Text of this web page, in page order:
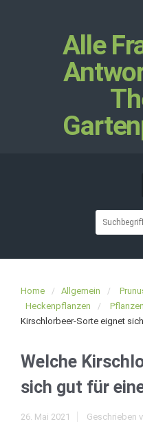
Alle
Home Allgemein
Heckenpflanzen
Kirschlorbeer-Sorte eignet
Welche
sich gut für
26. Mai 2021 Geschrieben